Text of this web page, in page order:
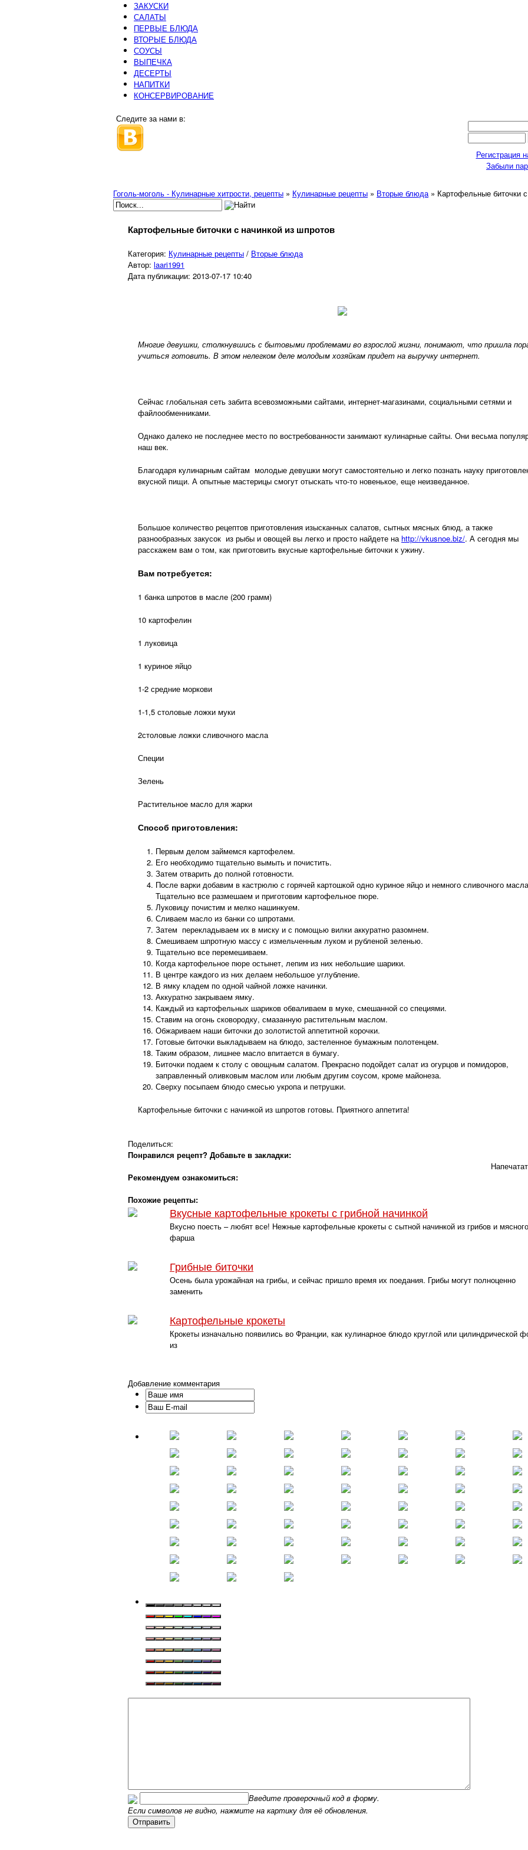
ЗАКУСКИ
САЛАТЫ
ПЕРВЫЕ БЛЮДА
ВТОРЫЕ БЛЮДА
СОУСЫ
ВЫПЕЧКА
ДЕСЕРТЫ
НАПИТКИ
КОНСЕРВИРОВАНИЕ
Следите за нами в:
Регистрация
Забыли
Гоголь-моголь - Кулинарные хитрости, рецепты » Кулинарные рецепты » Вторые блюда» Картофельные биточки
Картофельные биточки с начинкой из шпротов
Категория: Кулинарные рецепты / Вторые блюда
Автор: laari1991
Дата публикации: 2013-07-17 10:40
Многие девушки, столкнувшись с бытовыми проблемами во взрослой жизни, понимают, что пришла
учиться готовить. В этом нелегком деле молодым хозяйкам придет на выручку интернет.
Сейчас глобальная сеть забита всевозможными сайтами, интернет-магазинами, социальными сетями и
файлообменниками.
Однако далеко не последнее место по востребованности занимают кулинарные сайты. Они весьма
наш век.
Благодаря кулинарным сайтам молодые девушки могут самостоятельно и легко познать науку
вкусной пищи. А опытные мастерицы смогут отыскать что-то новенькое, еще неизведанное.
Большое количество рецептов приготовления изысканных салатов, сытных мясных блюд, а также
разнообразных закусок из рыбы и овощей вы легко и просто найдете на http://vkusnoe.biz/. А сегодня мы
расскажем вам о том, как приготовить вкусные картофельные биточки к ужину.
Вам потребуется:
1 банка шпротов в масле (200 грамм)
10 картофелин
1 луковица
1 куриное яйцо
1-2 средние моркови
1-1,5 столовые ложки муки
2столовые ложки сливочного масла
Специи
Зелень
Растительное масло для жарки
Способ приготовления:
Первым делом займемся картофелем.
Его необходимо тщательно вымыть и почистить.
Затем отварить до полной готовности.
После варки добавим в кастрюлю с горячей картошкой одно куриное яйцо и немного сливочного
Тщательно все размешаем и приготовим картофельное пюре.
Луковицу почистим и мелко нашинкуем.
Сливаем масло из банки со шпротами.
Затем перекладываем их в миску и с помощью вилки аккуратно разомнем.
Смешиваем шпротную массу с измельченным луком и рубленой зеленью.
Тщательно все перемешиваем.
Когда картофельное пюре остынет, лепим из них небольшие шарики.
В центре каждого из них делаем небольшое углубление.
В ямку кладем по одной чайной ложке начинки.
Аккуратно закрываем ямку.
Каждый из картофельных шариков обваливаем в муке, смешанной со специями.
Ставим на огонь сковородку, смазанную растительным маслом.
Обжариваем наши биточки до золотистой аппетитной корочки.
Готовые биточки выкладываем на блюдо, застеленное бумажным полотенцем.
Таким образом, лишнее масло впитается в бумагу.
Биточки подаем к столу с овощным салатом. Прекрасно подойдет салат из огурцов и помидоров,
заправленный оливковым маслом или любым другим соусом, кроме майонеза.
Сверху посыпаем блюдо смесью укропа и петрушки.
Картофельные биточки с начинкой из шпротов готовы. Приятного аппетита!
Поделиться:
Понравился рецепт? Добавьте в закладки:
Рекомендуем ознакомиться:
Похожие рецепты:
Вкусные картофельные крокеты с грибной начинкой
Вкусно поесть – любят все! Нежные картофельные крокеты с сытной начинкой из грибов и мясного
фарша
Грибные биточки
Осень была урожайная на грибы, и сейчас пришло время их поедания. Грибы могут полноценно
заменить
Картофельные крокеты
Крокеты изначально появились во Франции, как кулинарное блюдо круглой или цилиндрической
из
Добавление комментария
Введите проверочный код в форму.
Если символов не видно, нажмите на картику для её обновления.